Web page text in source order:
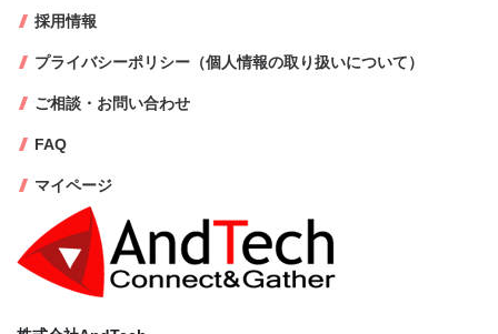
採用情報
プライバシーポリシー（個人情報の取り扱いについて）
ご相談・お問い合わせ
FAQ
マイページ